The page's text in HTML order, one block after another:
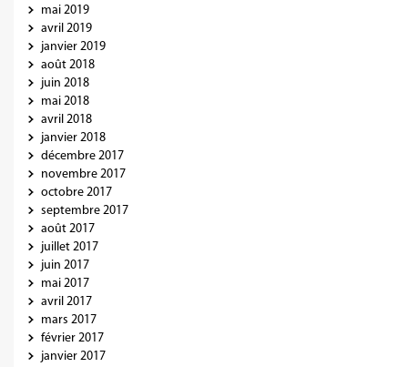
mai 2019
avril 2019
janvier 2019
août 2018
juin 2018
mai 2018
avril 2018
janvier 2018
décembre 2017
novembre 2017
octobre 2017
septembre 2017
août 2017
juillet 2017
juin 2017
mai 2017
avril 2017
mars 2017
février 2017
janvier 2017